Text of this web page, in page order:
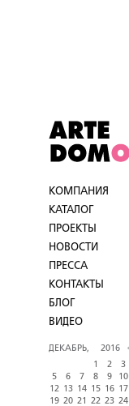
КОМПАНИЯ
КАТАЛОГ
ПРОЕКТЫ
НОВОСТИ
ПРЕССА
КОНТАКТЫ
БЛОГ
ВИДЕО
ДЕКАБРЬ,
2016
1
2 3
5
6 7 8 9 10
12 13 14 15 16 17
19 20 21 22 23 24